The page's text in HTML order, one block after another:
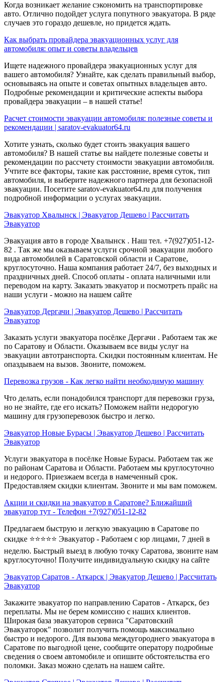
Когда возникает желание сэкономить на транспортировке
авто. Отлично подойдет услуга попутного эвакуатора. В ряде
случаев это гораздо дешевле, но придется ждать.
Как выбрать провайдера эвакуационных услуг для
автомобиля: опыт и советы владельцев
Ищете надежного провайдера эвакуационных услуг для
вашего автомобиля? Узнайте, как сделать правильный выбор,
основываясь на опыте и советах опытных владельцев авто.
Подробные рекомендации и критические аспекты выбора
провайдера эвакуации – в нашей статье!
Расчет стоимости эвакуации автомобиля: полезные советы и
рекомендации | saratov-evakuator64.ru
Хотите узнать, сколько будет стоить эвакуация вашего
автомобиля? В нашей статье вы найдете полезные советы и
рекомендации по рассчету стоимости эвакуации автомобиля.
Учтите все факторы, такие как расстояние, время суток, тип
автомобиля, и выберите надежного партнера для безопасной
эвакуации. Посетите saratov-evakuator64.ru для получения
подробной информации о услугах эвакуации.
Эвакуатор Хвалынск | Эвакуатор Дешево | Рассчитать
Эвакуатор
Эвакуация авто в городе Хвалынск . Наш тел. +7(927)051-12-
82 . Так же мы оказываем услуги срочной эвакуации любого
вида автомобилей в Саратовской области и Саратове,
круглосуточно. Наша компания работает 24/7, без выходных и
праздничных дней. Способ оплаты - оплата наличными или
переводом на карту. Заказать эвакуатор и посмотреть прайс на
наши услуги - можно на нашем сайте
Эвакуатор Дергачи | Эвакуатор Дешево | Рассчитать
Эвакуатор
Заказать услуги эвакуатора посёлке Дергачи . Работаем так же
по Саратову и Области. Оказываем все виды услуг на
эвакуации автотранспорта. Скидки постоянным клиентам. Не
опаздываем на вызов. Звоните, поможем.
Перевозка грузов - Как легко найти необходимую машину
Что делать, если понадобился транспорт для перевозки груза,
но не знайте, где его искать? Поможем найти недорогую
машину для грузоперевозок быстро и легко.
Эвакуатор Новые Бурасы | Эвакуатор Дешево | Рассчитать
Эвакуатор
Услуги эвакуатора в посёлке Новые Бурасы. Работаем так же
по районам Саратова и Области. Работаем мы круглосуточно
и недорого. Приезжаем всегда в намеченный срок.
Предоставляем скидки клиентам. Звоните и мы вам поможем.
Акции и скидки на эвакуатор в Саратове? Ближайший
эвакуатор тут - Телефон +7(927)051-12-82
Предлагаем быструю и легкую эвакуацию в Саратове по
скидке ⭐⭐⭐⭐⭐ Эвакуатор - Работаем с юр лицами, 7 дней в
неделю. Быстрый выезд в любую точку Саратова, звоните нам
круглосуточно! Получите индивидуальную скидку на сайте
Эвакуатор Саратов - Аткарск | Эвакуатор Дешево | Рассчитать
Эвакуатор
Закажите эвакуатор по направлению Саратов - Аткарск, без
переплаты. Мы не берем комиссию с наших клиентов.
Широкая база эвакуаторов сервиса "Саратовский
Эвакуаторок" позволит получить помощь максимально
быстро и недорого. Для вызова междугороднего эвакуатора в
Саратове по выгодной цене, сообщите оператору подробные
сведения о своем автомобиле и опишите обстоятельства его
поломки. Заказ можно сделать на нашем сайте.